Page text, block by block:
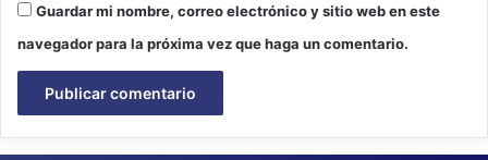
Guardar mi nombre, correo electrónico y sitio web en este
navegador para la próxima vez que haga un comentario.